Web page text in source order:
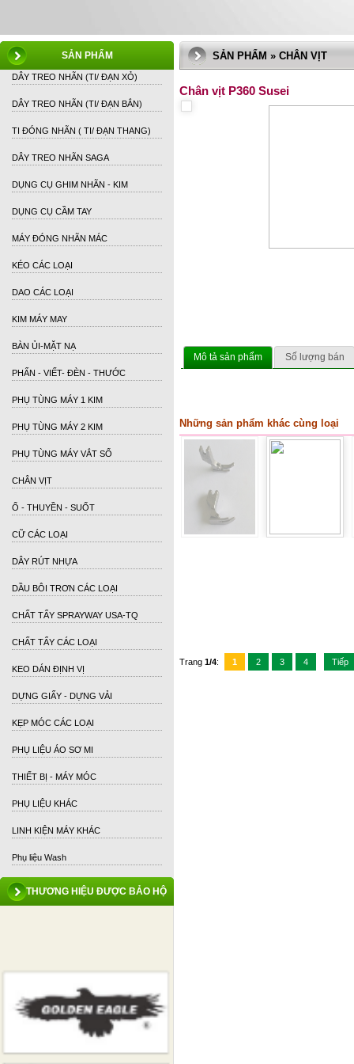
SẢN PHẨM SẢN PHẨM » CHÂN VỊT
DÂY TREO NHÃN (TI/ ĐẠN XỎ)
DÂY TREO NHÃN (TI/ ĐẠN BẮN)
TI ĐÓNG NHÃN ( TI/ ĐẠN THANG)
DÂY TREO NHÃN SAGA
DỤNG CỤ GHIM NHÃN - KIM
DỤNG CỤ CẦM TAY
MÁY ĐÓNG NHÃN MÁC
KÉO CÁC LOẠI
DAO CÁC LOẠI
KIM MÁY MAY
BÀN ỦI-MẶT NẠ
PHẤN - VIẾT- ĐÈN - THƯỚC
PHỤ TÙNG MÁY 1 KIM
PHỤ TÙNG MÁY 2 KIM
PHỤ TÙNG MÁY VẮT SỔ
CHÂN VỊT
Ổ - THUYỀN - SUỐT
CỮ CÁC LOẠI
DÂY RÚT NHỰA
DẦU BÔI TRƠN CÁC LOẠI
CHẤT TẨY SPRAYWAY USA-TQ
CHẤT TẨY CÁC LOẠI
KEO DÁN ĐỊNH VỊ
DỰNG GIẤY - DỰNG VẢI
KẸP MÓC CÁC LOẠI
PHỤ LIỆU ÁO SƠ MI
THIẾT BỊ - MÁY MÓC
PHỤ LIỆU KHÁC
LINH KIỆN MÁY KHÁC
Phụ liệu Wash
Chân vịt P360 Susei
Mô tả sản phẩm Số lượng bán
Những sản phẩm khác cùng loại
Trang 1/4: 1 2 3 4 Tiếp
THƯƠNG HIỆU ĐƯỢC BẢO HỘ